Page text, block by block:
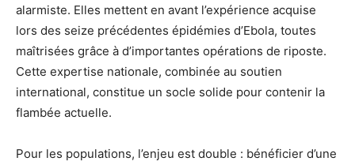
alarmiste. Elles mettent en avant l’expérience acquise
lors des seize précédentes épidémies d’Ebola, toutes
maîtrisées grâce à d’importantes opérations de riposte.
Cette expertise nationale, combinée au soutien
international, constitue un socle solide pour contenir la
flambée actuelle.
Pour les populations, l’enjeu est double : bénéficier d’une